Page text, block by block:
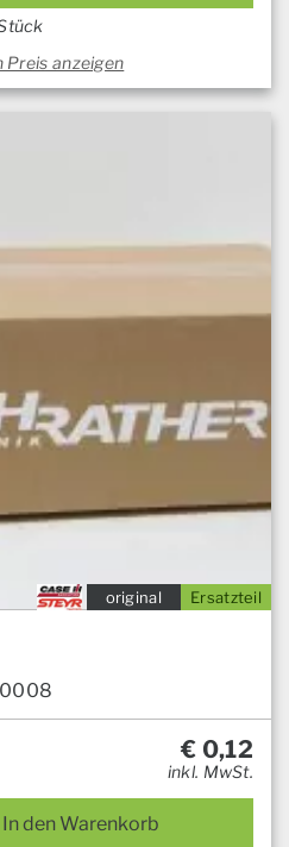
Preis anzeigen
Ersatzteil
original
€ 0,12
inkl. MwSt.
In den Warenkorb